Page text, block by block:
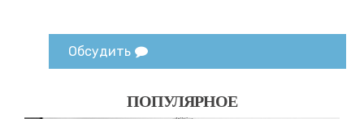
Обсудить
ПОПУЛЯРНОЕ